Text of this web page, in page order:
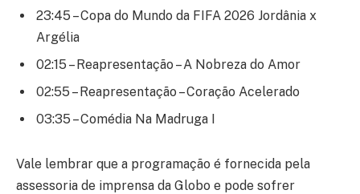
23:45 – Copa do Mundo da FIFA 2026 Jordânia x
Argélia
02:15 – Reapresentação – A Nobreza do Amor
02:55 – Reapresentação – Coração Acelerado
03:35 – Comédia Na Madruga I
Vale lembrar que a programação é fornecida pela
assessoria de imprensa da Globo e pode sofrer